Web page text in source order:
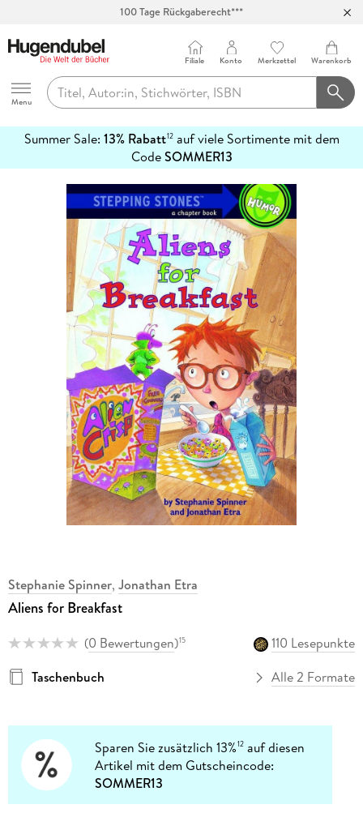
100 Tage Rückgaberecht***
Hugendubel
Menu
Filiale Konto Merkzettel Warenkorb
Summer Sale: 13% Rabatt12auf viele Sortimente mit dem
CodeSOMMER13
erfahren
Stephanie Spinner, Jonathan Etra
Aliens for Breakfast
(0 Bewertungen)15
110 Lesepunkte
Taschenbuch
Alle 2 Formate
Sparen Sie zusätzlich 13%12 auf diesen
Artikel mit dem Gutscheincode:
SOMMER13